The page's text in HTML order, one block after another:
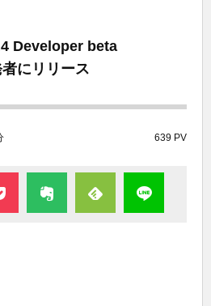
Developer beta
にリリース
639 PV